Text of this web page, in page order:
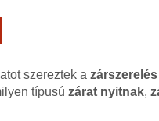
szereztek azárszerelés
típusúzárat nyitnak,